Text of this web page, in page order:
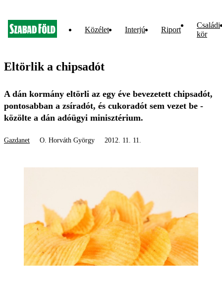
Közélet Interjú Riport
Családi
kör
Eltörlik a chipsadót
A dán kormány eltörli az egy éve bevezetett chipsadót,
pontosabban a zsíradót, és cukoradót sem vezet be -
közölte a dán adóügyi minisztérium.
Gazdanet O. Horváth György 2012. 11. 11.